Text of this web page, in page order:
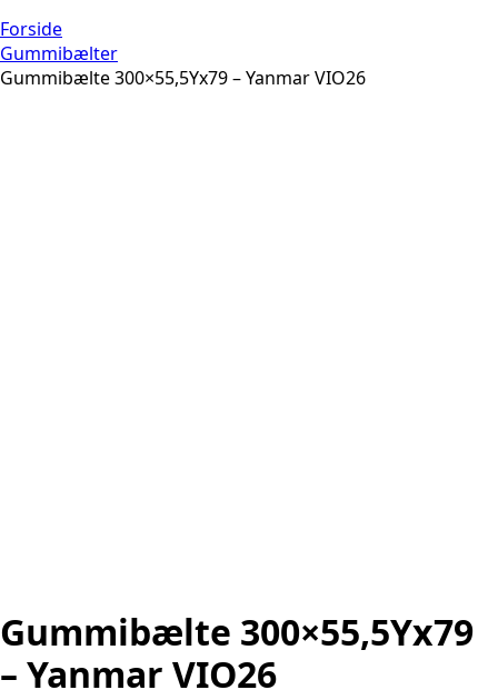
Forside
Gummibælter
Gummibælte 300×55,5Yx79 – Yanmar VIO26
Gummibælte 300×55,5Yx79
– Yanmar VIO26